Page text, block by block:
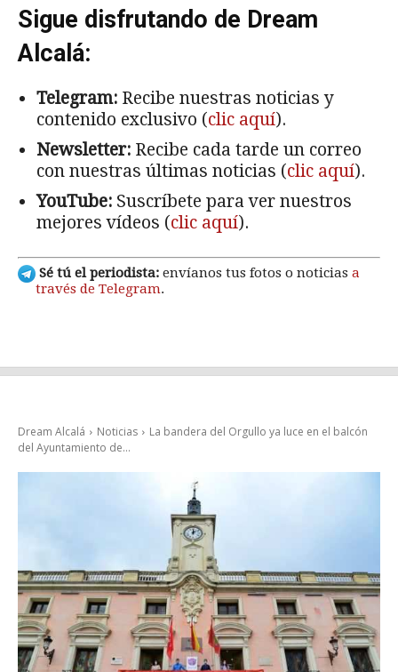
Sigue disfrutando de Dream
Alcalá:
Telegram: Recibe nuestras noticias y
contenido exclusivo (clic aquí).
Newsletter: Recibe cada tarde un correo
con nuestras últimas noticias (clic aquí).
YouTube: Suscríbete para ver nuestros
mejores vídeos (clic aquí).
Sé tú el periodista: envíanos tus fotos o noticias a
través de Telegram.